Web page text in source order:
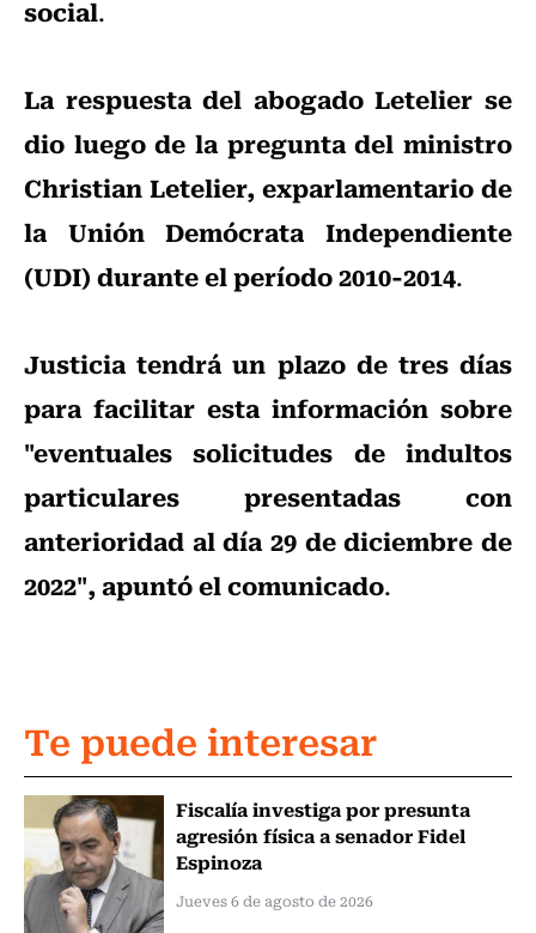
social.
La respuesta del abogado Letelier se
dio luego de la pregunta del ministro
Christian Letelier, exparlamentario de
la Unión Demócrata Independiente
(UDI) durante el período 2010-2014.
Justicia tendrá un plazo de tres días
para facilitar esta información sobre
"eventuales solicitudes de indultos
particulares presentadas con
anterioridad al día 29 de diciembre de
2022", apuntó el comunicado.
Te puede interesar
Fiscalía investiga por presunta
agresión física a senador Fidel
Espinoza
Jueves 6 de agosto de 2026